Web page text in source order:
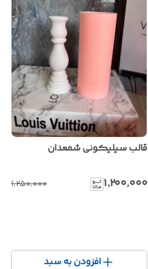
قالب سیلیکونی شمعدان
۱٬۲۰۰٬۰۰۰ ۱٬۲۵۰٬۰۰۰
افزودن به سبد